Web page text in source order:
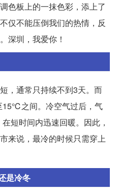
色板上的一抹色彩，添上了
仅不能压倒我们的热情，反
深圳，我爱你！
，通常只持续不到3天。而
之间。冷空气过后，气
短时间内迅速回暖。因此，
来说，最冷的时候只需穿上
是冷冬